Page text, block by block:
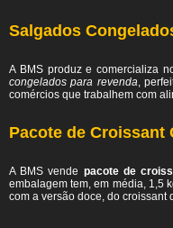
Salgados
A BMS produz e comercializa
congelados para revenda,
comércios que trabalhem com
Pacote de Croissant
A BMS vende pacote de
embalagem tem, em média, 1,5
com a versão doce, do croissant